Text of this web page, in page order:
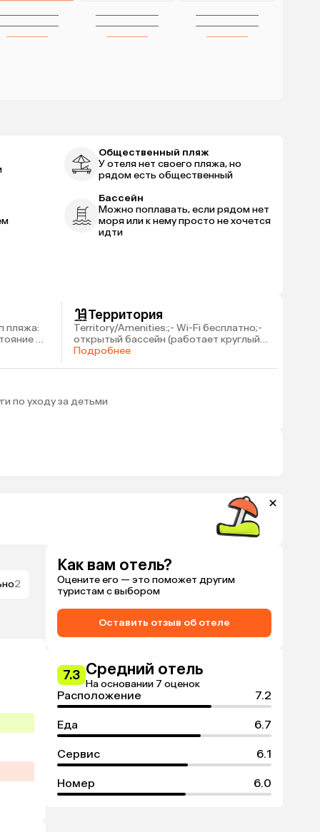
Общественный пляж
У отеля нет своего пляжа, но
рядом есть общественный
Бассейн
Можно поплавать, если рядом нет
моря или к нему просто не хочется
идти
пляжа:
до
Территория
Territory/Amenities:;- Wi-Fi бесплатно;-
открытый бассейн (работает круглый
год);- ресторан («шведский стол»);-
Подробнее
по уходу за детьми
2
Как вам отель?
Оцените его — это поможет другим
туристам с выбором
Оставить отзыв об отеле
7.3 Средний отель
На основании 7 оценок
Расположение 7.2
Еда 6.7
Сервис 6.1
Номер 6.0